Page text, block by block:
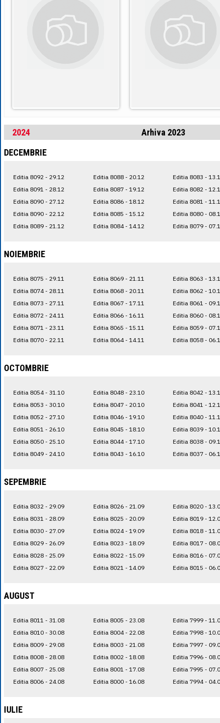
2024
Arhiva 2023
DECEMBRIE
Editia 8092 - 29.12
Editia 8091 - 28.12
Editia 8090 - 27.12
Editia 8090 - 22.12
Editia 8089 - 21.12
Editia 8088 - 20.12
Editia 8087 - 19.12
Editia 8086 - 18.12
Editia 8085 - 15.12
Editia 8084 - 14.12
Editia 8083 -
Editia 8082 -
Editia 8081 -
Editia 8080 -
Editia 8079 -
NOIEMBRIE
Editia 8075 - 29.11
Editia 8074 - 28.11
Editia 8073 - 27.11
Editia 8072 - 24.11
Editia 8071 - 23.11
Editia 8070 - 22.11
Editia 8069 - 21.11
Editia 8068 - 20.11
Editia 8067 - 17.11
Editia 8066 - 16.11
Editia 8065 - 15.11
Editia 8064 - 14.11
Editia 8063 -
Editia 8062 -
Editia 8061 -
Editia 8060 -
Editia 8059 -
Editia 8058 -
OCTOMBRIE
Editia 8054 - 31.10
Editia 8053 - 30.10
Editia 8052 - 27.10
Editia 8051 - 26.10
Editia 8050 - 25.10
Editia 8049 - 24.10
Editia 8048 - 23.10
Editia 8047 - 20.10
Editia 8046 - 19.10
Editia 8045 - 18.10
Editia 8044 - 17.10
Editia 8043 - 16.10
Editia 8042 -
Editia 8041 -
Editia 8040 -
Editia 8039 -
Editia 8038 -
Editia 8037 -
SEPEMBRIE
Editia 8032 - 29.09
Editia 8031 - 28.09
Editia 8030 - 27.09
Editia 8029 - 26.09
Editia 8028 - 25.09
Editia 8027 - 22.09
Editia 8026 - 21.09
Editia 8025 - 20.09
Editia 8024 - 19.09
Editia 8023 - 18.09
Editia 8022 - 15.09
Editia 8021 - 14.09
Editia 8020 -
Editia 8019 -
Editia 8018 -
Editia 8017 -
Editia 8016 -
Editia 8015 -
AUGUST
Editia 8011 - 31.08
Editia 8010 - 30.08
Editia 8009 - 29.08
Editia 8008 - 28.08
Editia 8007 - 25.08
Editia 8006 - 24.08
Editia 8005 - 23.08
Editia 8004 - 22.08
Editia 8003 - 21.08
Editia 8002 - 18.08
Editia 8001 - 17.08
Editia 8000 - 16.08
Editia 7999 -
Editia 7998 -
Editia 7997 -
Editia 7996 -
Editia 7995 -
Editia 7994 -
IULIE